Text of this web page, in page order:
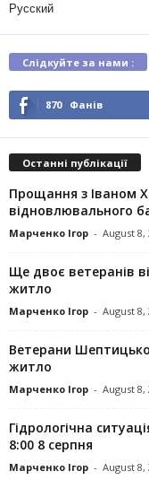
Русский
Слідкуйте за нами :
870 Фанів
Останні публікації
Прощання з Іваном
відновлювального
Марченко Ігор - August 8,
Ще двоє ветеранів
житло
Марченко Ігор - August 8,
Ветерани
житло
Марченко Ігор - August 8,
Гідрологічна
8:00 8 серпня
Марченко Ігор - August 8,